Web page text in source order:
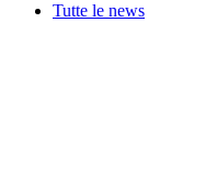
Tutte le news